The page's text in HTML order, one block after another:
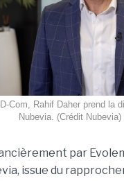
Com, Rahif Daher prend la
Nubevia. (Crédit Nubevia)
par
issue du